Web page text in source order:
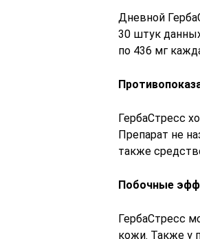
Дневной
30 штук
по 436 мг
ГербаСтресс
Препарат не
также
Побочные
ГербаСтресс
кожи. Также у